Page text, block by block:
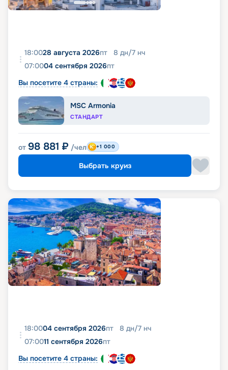
18:0028 августа 2026пт 8 дн/7 нч
07:0004 сентября 2026пт
Вы посетите 4 страны:
MSC Armonia
СТАНДАРТ
от 98 881 ₽ /чел +1 000
Выбрать круиз
18:0004 сентября 2026пт 8 дн/7 нч
07:0011 сентября 2026пт
Вы посетите 4 страны: